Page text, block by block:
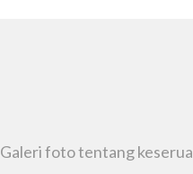
Galeri foto tentang